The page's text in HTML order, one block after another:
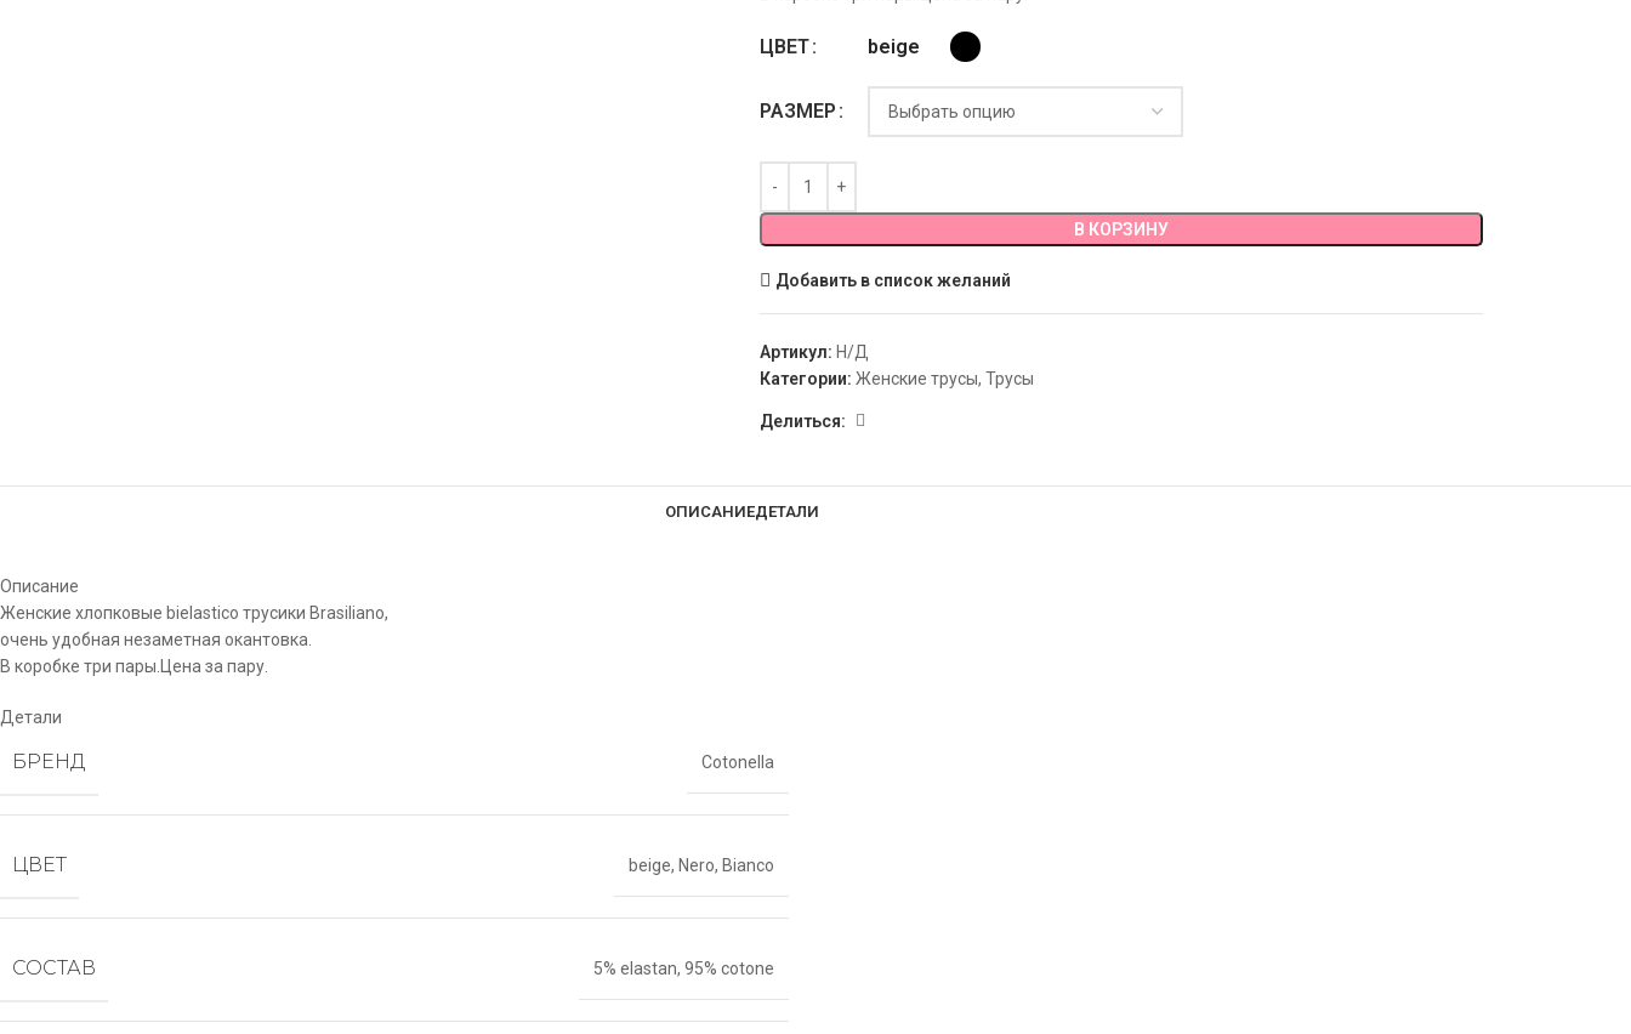
ЦВЕТ beige
РАЗМЕР
В КОРЗИНУ
Добавить в список желаний
Артикул: Н/Д
Категории: Женские трусы, Трусы
Делиться:
ОПИСАНИЕДЕТАЛИ
Описание
Женские хлопковые bielastico трусики Brasiliano,
очень удобная незаметная окантовка.
В коробке три пары.Цена за пару.
Детали
БРЕНД Cotonella
ЦВЕТ beige, Nero, Bianco
СОСТАВ 5% elastan, 95% cotone